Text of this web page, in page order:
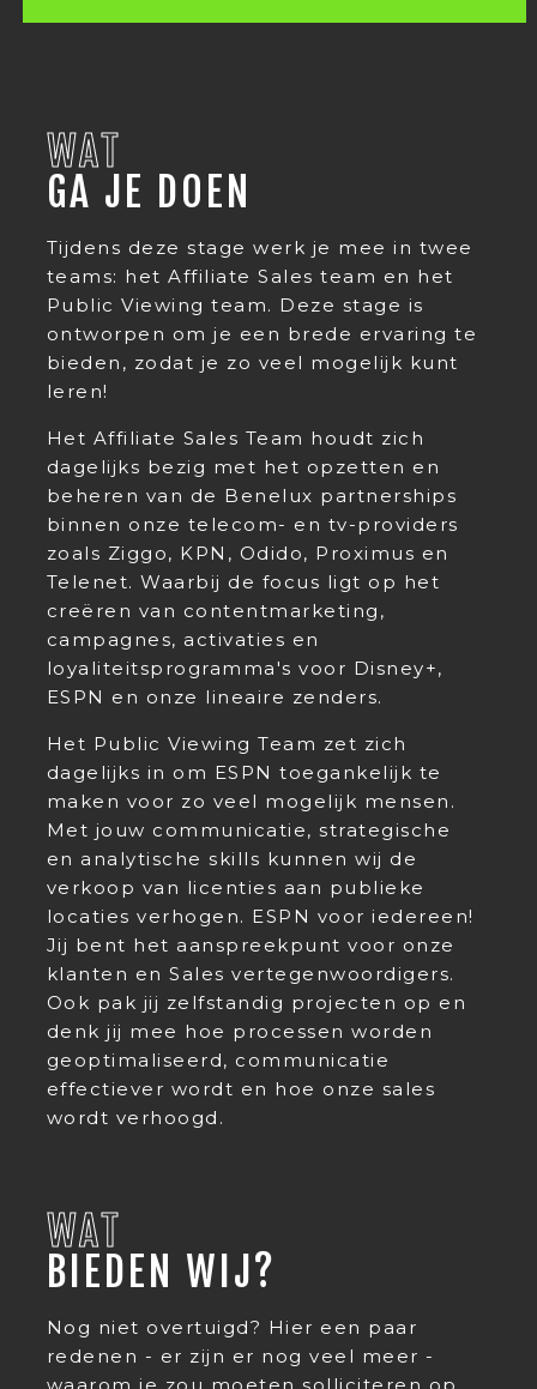
WAT
GA JE DOEN
Tijdens deze stage werk je mee in twee
teams: het Affiliate Sales team en het
Public Viewing team. Deze stage is
ontworpen om je een brede ervaring te
bieden, zodat je zo veel mogelijk kunt
leren!
Het Affiliate Sales Team houdt zich
dagelijks bezig met het opzetten en
beheren van de Benelux partnerships
binnen onze telecom- en tv-providers
zoals Ziggo, KPN, Odido, Proximus en
Telenet. Waarbij de focus ligt op het
creëren van contentmarketing,
campagnes, activaties en
loyaliteitsprogramma's voor Disney+,
ESPN en onze lineaire zenders.
Het Public Viewing Team zet zich
dagelijks in om ESPN toegankelijk te
maken voor zo veel mogelijk mensen.
Met jouw communicatie, strategische
en analytische skills kunnen wij de
verkoop van licenties aan publieke
locaties verhogen. ESPN voor iedereen!
Jij bent het aanspreekpunt voor onze
klanten en Sales vertegenwoordigers.
Ook pak jij zelfstandig projecten op en
denk jij mee hoe processen worden
geoptimaliseerd, communicatie
effectiever wordt en hoe onze sales
wordt verhoogd.
WAT
BIEDEN WIJ?
Nog niet overtuigd? Hier een paar
redenen - er zijn er nog veel meer -